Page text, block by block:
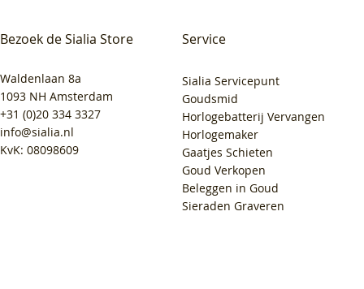
Bezoek de Sialia Store
Waldenlaan 8a
1093 NH Amsterdam
+31 (0)20 334 3327
info@sialia.nl
KvK: 08098609
Service
Sialia Servicepunt
Goudsmid
Horlogebatterij Vervangen
Horlogemaker
Gaatjes Schieten
Goud Verkopen
Beleggen in Goud
Sieraden Graveren